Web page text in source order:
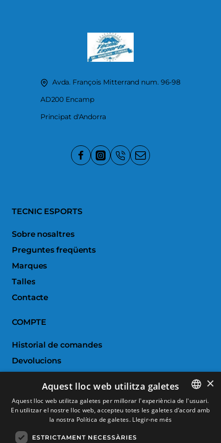
Avda. François Mitterrand num. 96-98
AD200 Encamp
Principat d'Andorra
TECNIC ESPORTS
Sobre nosaltres
Preguntes freqüents
Marques
Talles
Contacte
COMPTE
Historial de comandes
Devolucions
Comparar productes
SERVEI AL CLIENT
Condicions de Compra
SPANISH
×
Aquest lloc web utilitza galetes
Aquest lloc web utilitza galetes per millorar l'experiència de l'usuari.
En utilitzar el nostre lloc web, accepteu totes les galetes d’acord amb
la nostra Política de galetes. Llegir-ne més
ESTRICTAMENT NECESSÀRIES